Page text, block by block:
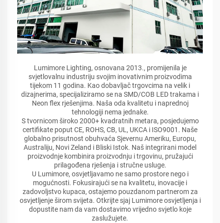
Lumimore Lighting, osnovana 2013., promijenila je
svjetlovalnu industriju svojim inovativnim proizvodima
tijekom 11 godina. Kao dobavljač trgovcima na velik i
dizajnerima, specijaliziramo se na SMD/COB LED trakama i
Neon flex rješenjima. Naša oda kvalitetu i naprednoj
tehnologiji nema jednake.
S tvornicom široko 2000+ kvadratnih metara, posjedujemo
certifikate poput CE, ROHS, CB, UL, UKCA i ISO9001. Naše
globalno prisutnost obuhvaća Sjevernu Ameriku, Europu,
Australiju, Novi Zeland i Bliski Istok. Naš integrirani model
proizvodnje kombinira proizvodnju i trgovinu, pružajući
prilagođena rješenja i stručne usluge.
U Lumimore, osvjetljavamo ne samo prostore nego i
mogućnosti. Fokusirajući se na kvalitetu, inovacije i
zadovoljstvo kupaca, ostajemo pouzdanom partnerom za
osvjetljenje širom svijeta. Otkrijte sjaj Lumimore osvjetljenja i
dopustite nam da vam dostavimo vrijedno svjetlo koje
zaslužujete.